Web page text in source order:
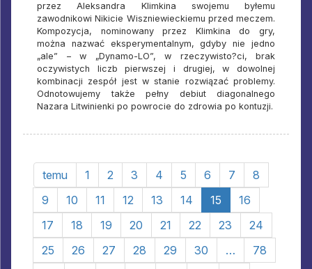
przez Aleksandra Klimkina swojemu byłemu
zawodnikowi Nikicie Wiszniewieckiemu przed meczem.
Kompozycja, nominowany przez Klimkina do gry,
można nazwać eksperymentalnym, gdyby nie jedno
„ale” – w „Dynamo-LO”, w rzeczywisto?ci, brak
oczywistych liczb pierwszej i drugiej, w dowolnej
kombinacji zespół jest w stanie rozwiązać problemy.
Odnotowujemy także pełny debiut diagonalnego
Nazara Litwinienki po powrocie do zdrowia po kontuzji.
temu 1 2 3 4 5 6 7
8
9
10 11 12 13 14 15
16
17
18 19 20 21 22 23
24
25
26 27 28 29 30 …
78